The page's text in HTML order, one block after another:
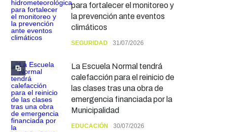
para fortalecer el monitoreo y
la prevención ante eventos
climáticos
SEGURIDAD 31/07/2026
La Escuela Normal tendrá
calefacción para el reinicio de
las clases tras una obra de
emergencia financiada por la
Municipalidad
EDUCACIÓN 30/07/2026